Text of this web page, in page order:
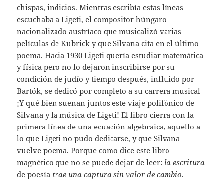
chispas, indicios. Mientras escribía estas líneas
escuchaba a Ligeti, el compositor húngaro
nacionalizado austríaco que musicalizó varias
películas de Kubrick y que Silvana cita en el último
poema. Hacia 1930 Ligeti quería estudiar matemática
y física pero no lo dejaron inscribirse por su
condición de judío y tiempo después, influido por
Bartók, se dedicó por completo a su carrera musical
¡Y qué bien suenan juntos este viaje polifónico de
Silvana y la música de Ligeti! El libro cierra con la
primera línea de una ecuación algebraica, aquello a
lo que Ligeti no pudo dedicarse, y que Silvana
vuelve poema. Porque como dice este libro
magnético que no se puede dejar de leer: la escritura
de poesía trae una captura sin valor de cambio.